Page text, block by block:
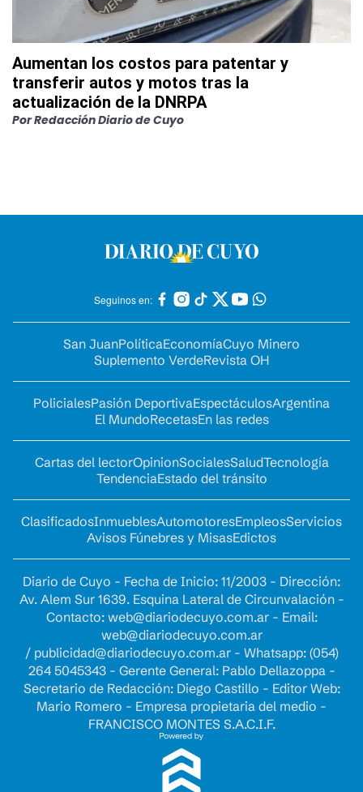
Aumentan los costos para patentar y
transferir autos y motos tras la
actualización de la DNRPA
PorRedacción Diario de Cuyo
Seguinos en:
San JuanPolíticaEconomíaCuyo Minero
Suplemento VerdeRevista OH
PolicialesPasión DeportivaEspectáculosArgentina
El MundoRecetasEn las redes
Cartas del lectorOpinionSocialesSaludTecnología
TendenciaEstado del tránsito
ClasificadosInmueblesAutomotoresEmpleosServicios
Avisos Fúnebres y MisasEdictos
Diario de Cuyo - Fecha de Inicio: 11/2003 - Dirección:
Av. Alem Sur 1639. Esquina Lateral de Circunvalación -
Contacto: web@diariodecuyo.com.ar- Email:
web@diariodecuyo.com.ar
/ publicidad@diariodecuyo.com.ar- Whatsapp: (054)
264 5045343 - Gerente General: Pablo Dellazoppa -
Secretario de Redacción: Diego Castillo - Editor Web:
Mario Romero - Empresa propietaria del medio -
FRANCISCO MONTES S.A.C.I.F.